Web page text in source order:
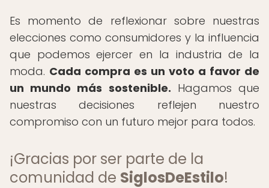
Es momento de reflexionar sobre nuestras
elecciones como consumidores y la influencia
que podemos ejercer en la industria de la
moda. Cada compra es un voto a favor de
un mundo más sostenible. Hagamos que
nuestras decisiones reflejen nuestro
compromiso con un futuro mejor para todos.
¡Gracias por ser parte de la
comunidad de SiglosDeEstilo!